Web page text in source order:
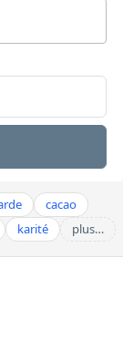
cacao
karité plus…